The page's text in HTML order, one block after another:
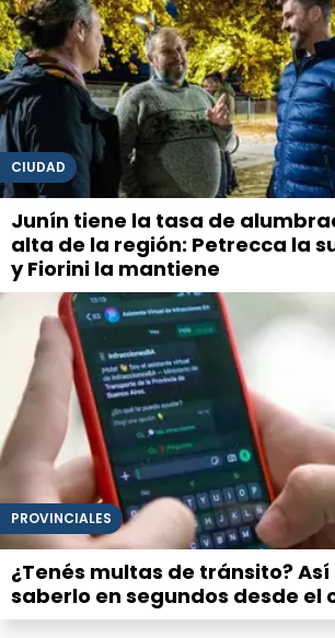
CIUDAD
Junín tiene la tasa de
alta de la región: Petrecca la
y Fiorini la mantiene
PROVINCIALES
¿Tenés multas de tránsito?
saberlo en segundos desde el